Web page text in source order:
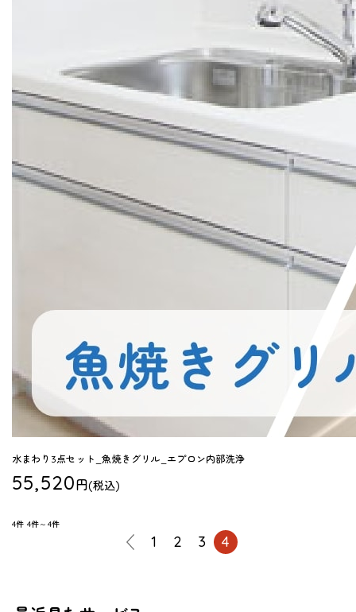
水まわり3点セット_魚焼きグリル_エプロン内部洗浄
55,520円(税込)
4件 4件～4件
1 2 3 4